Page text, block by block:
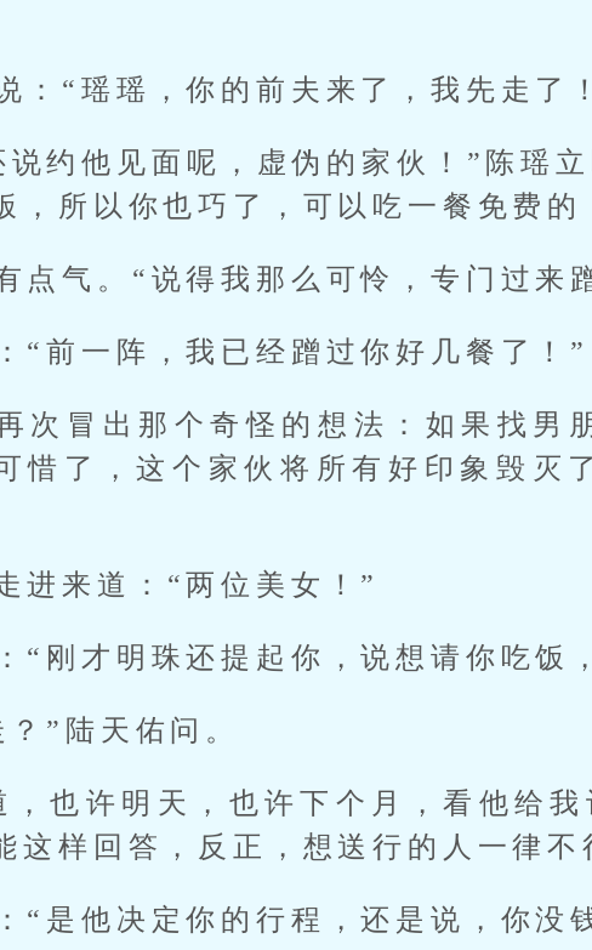
：“瑶瑶，你的前夫来了，我先走了
说约他见面呢，虚伪的家伙！”陈瑶
，所以你也巧了，可以吃一餐免费的
点气。“说得我那么可怜，专门过来
“前一阵，我已经蹭过你好几餐了！”
次冒出那个奇怪的想法：如果找男
惜了，这个家伙将所有好印象毁灭
进来道：“两位美女！”
“刚才明珠还提起你，说想请你吃饭
”陆天佑问。
，也许明天，也许下个月，看他给
这样回答，反正，想送行的人一律不
“是他决定你的行程，还是说，你没